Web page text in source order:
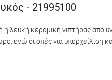
- 21995100
λευκή κεραμική νιπτήρας από
ενώ οι οπές για υπερχείλιση